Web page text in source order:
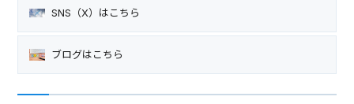
SNS（X）はこちら
ブログはこちら